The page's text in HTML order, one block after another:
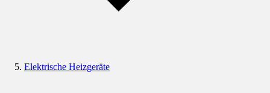
Elektrische Heizgeräte